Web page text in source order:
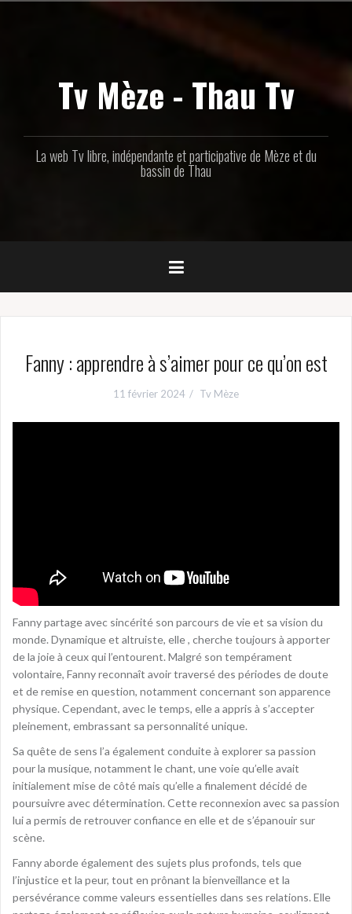
Tv Mèze - Thau Tv
La web Tv libre, indépendante et participative de Mèze et du
bassin de Thau
Fanny : apprendre à s’aimer pour ce qu’on est
11 février 2024 Tv Mèze
Fanny partage avec sincérité son parcours de vie et sa vision du
monde. Dynamique et altruiste, elle , cherche toujours à apporter
de la joie à ceux qui l’entourent. Malgré son tempérament
volontaire, Fanny reconnaît avoir traversé des périodes de doute
et de remise en question, notamment concernant son apparence
physique. Cependant, avec le temps, elle a appris à s’accepter
pleinement, embrassant sa personnalité unique.
Sa quête de sens l’a également conduite à explorer sa passion
pour la musique, notamment le chant, une voie qu’elle avait
initialement mise de côté mais qu’elle a finalement décidé de
poursuivre avec détermination. Cette reconnexion avec sa passion
lui a permis de retrouver confiance en elle et de s’épanouir sur
scène.
Fanny aborde également des sujets plus profonds, tels que
l’injustice et la peur, tout en prônant la bienveillance et la
persévérance comme valeurs essentielles dans ses relations. Elle